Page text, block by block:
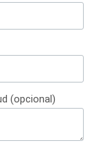
(opcional)